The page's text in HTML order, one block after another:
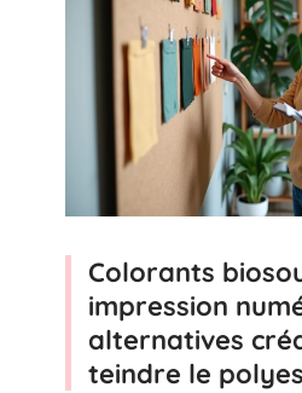
Colorants
impression
alternatives
teindre le